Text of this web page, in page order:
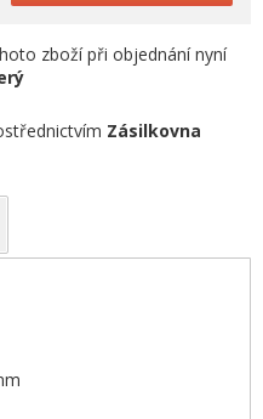
zboží při objednání nyní
Zásilkovna